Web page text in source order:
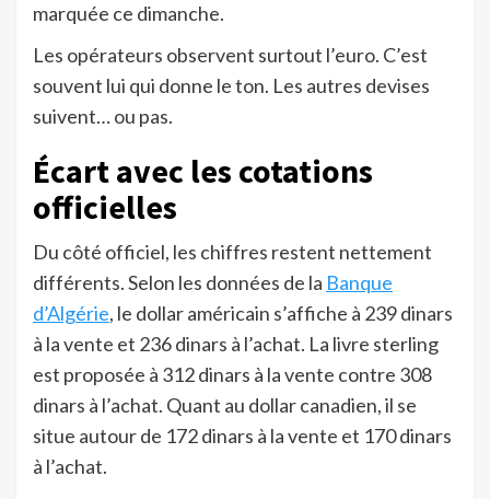
marquée ce dimanche.
Les opérateurs observent surtout l’euro. C’est
souvent lui qui donne le ton. Les autres devises
suivent… ou pas.
Écart avec les cotations
officielles
Du côté officiel, les chiffres restent nettement
différents. Selon les données de la Banque
d’Algérie, le dollar américain s’affiche à 239 dinars
à la vente et 236 dinars à l’achat. La livre sterling
est proposée à 312 dinars à la vente contre 308
dinars à l’achat. Quant au dollar canadien, il se
situe autour de 172 dinars à la vente et 170 dinars
à l’achat.